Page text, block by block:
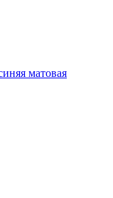
матовая